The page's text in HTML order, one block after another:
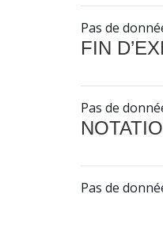
Pas de
FIN
Pas de
Pas de